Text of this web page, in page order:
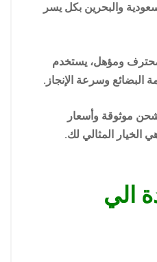
والبحرين بكل يسر
ومؤهل، يستخدم
البضائع وسرعة الإنجاز.
موثوقة وأسعار
الخيار المثالي لك.
الي